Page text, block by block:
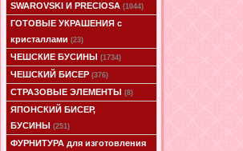
SWAROVSKI И PRECIOSA (1044)
ГОТОВЫЕ УКРАШЕНИЯ с
кристаллами (23)
ЧЕШСКИЕ БУСИНЫ (1734)
ЧЕШСКИЙ БИСЕР (376)
СТРАЗОВЫЕ ЭЛЕМЕНТЫ (8)
ЯПОНСКИЙ БИСЕР,
БУСИНЫ (251)
ФУРНИТУРА для изготовления